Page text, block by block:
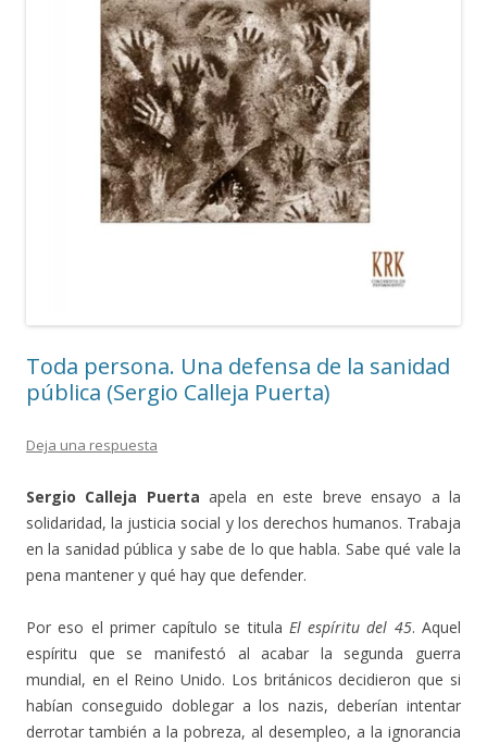
Toda persona. Una defensa de la sanidad
pública (Sergio Calleja Puerta)
Deja una respuesta
Sergio Calleja Puerta apela en este breve ensayo a la
solidaridad, la justicia social y los derechos humanos. Trabaja
en la sanidad pública y sabe de lo que habla. Sabe qué vale la
pena mantener y qué hay que defender.
Por eso el primer capítulo se titula El espíritu del 45. Aquel
espíritu que se manifestó al acabar la segunda guerra
mundial, en el Reino Unido. Los británicos decidieron que si
habían conseguido doblegar a los nazis, deberían intentar
derrotar también a la pobreza, al desempleo, a la ignorancia